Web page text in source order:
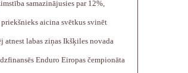
samazinājusies par 12%,
aicina svētkus svinēt
atnest labas ziņas Ikšķiles novada
Enduro Eiropas čempionāta